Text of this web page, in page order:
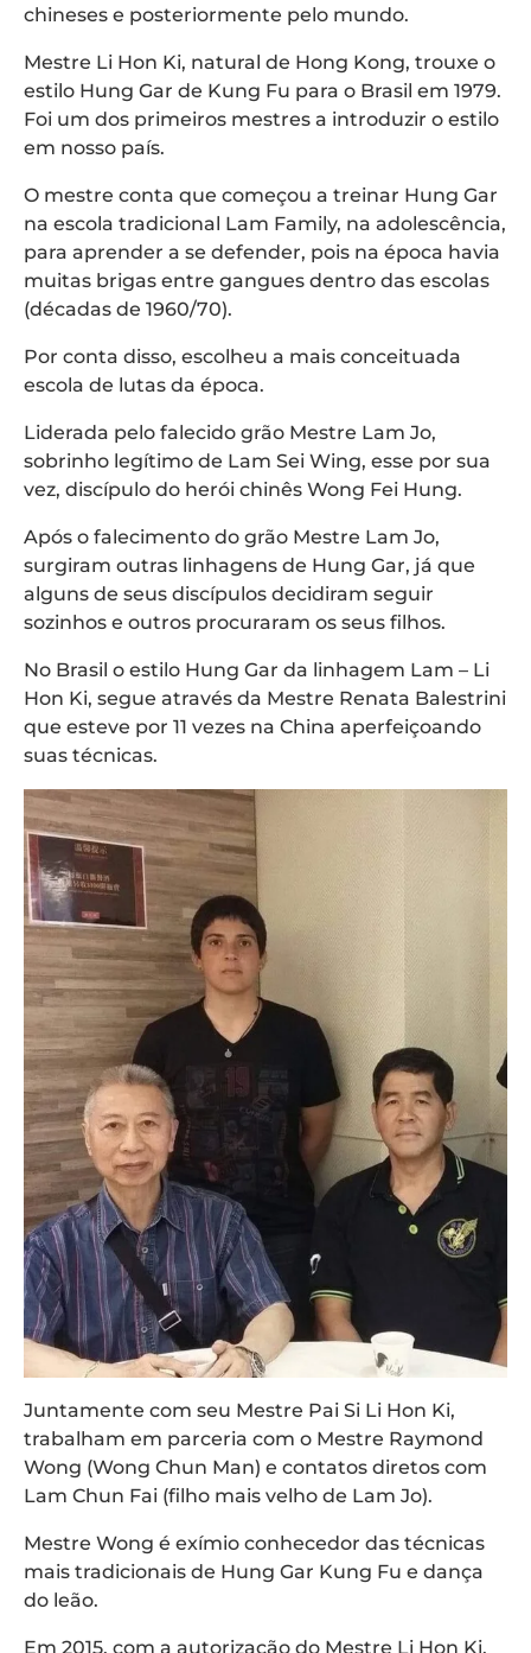
chineses e posteriormente pelo mundo.
Mestre Li Hon Ki, natural de Hong Kong, trouxe o
estilo Hung Gar de Kung Fu para o Brasil em 1979.
Foi um dos primeiros mestres a introduzir o estilo
em nosso país.
O mestre conta que começou a treinar Hung Gar
na escola tradicional Lam Family, na adolescência,
para aprender a se defender, pois na época havia
muitas brigas entre gangues dentro das escolas
(décadas de 1960/70).
Por conta disso, escolheu a mais conceituada
escola de lutas da época.
Liderada pelo falecido grão Mestre Lam Jo,
sobrinho legítimo de Lam Sei Wing, esse por sua
vez, discípulo do herói chinês Wong Fei Hung.
Após o falecimento do grão Mestre Lam Jo,
surgiram outras linhagens de Hung Gar, já que
alguns de seus discípulos decidiram seguir
sozinhos e outros procuraram os seus filhos.
No Brasil o estilo Hung Gar da linhagem Lam – Li
Hon Ki, segue através da Mestre Renata Balestrini
que esteve por 11 vezes na China aperfeiçoando
suas técnicas.
Juntamente com seu Mestre Pai Si Li Hon Ki,
trabalham em parceria com o Mestre Raymond
Wong (Wong Chun Man) e contatos diretos com
Lam Chun Fai (filho mais velho de Lam Jo).
Mestre Wong é exímio conhecedor das técnicas
mais tradicionais de Hung Gar Kung Fu e dança
do leão.
Em 2015, com a autorização do Mestre Li Hon Ki,